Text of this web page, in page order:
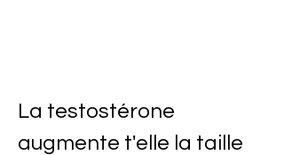
La testostérone
augmente t'elle la taille